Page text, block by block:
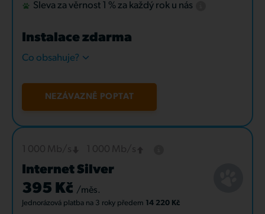
Sleva za věrnost 1 % za každý rok u nás
Instalace zdarma
Co obsahuje?
NEZÁVAZNĚ POPTAT
Internet Silver
395 Kč /měs.
Jednorázová platba na 3 roky předem 14 220 Kč